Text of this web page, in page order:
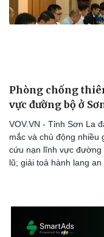
Sức khỏe
Làm đẹp - giảm cân
Phòng mạch online
Ăn sạch sống khỏe
Phòng chống
vực đường bộ ở
VOV.VN - Tỉnh Sơn La
mắc và chủ động nhiều
cứu nạn lĩnh vực đường
lũ; giải toả hành lang